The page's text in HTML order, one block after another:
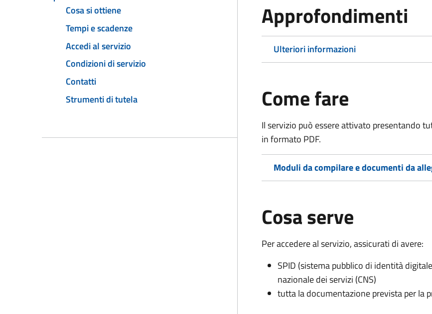
Cosa si ottiene
Tempi e scadenze
Accedi al servizio
Condizioni di servizio
Contatti
Strumenti di tutela
Approfondimenti
Ulteriori informazioni
Come fare
Il servizio può essere attivato presentando
in formato PDF.
Moduli da compilare e documenti da
Cosa serve
Per accedere al servizio, assicurati di avere:
SPID (sistema pubblico di identità
nazionale dei servizi (CNS)
tutta la documentazione prevista per la